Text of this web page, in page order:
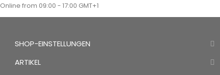
Online from 09:00 - 17:00 GMT+1
SHOP-EINSTELLUNGEN
ARTIKEL